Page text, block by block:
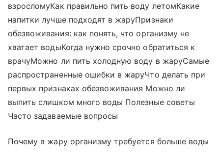
взросломуКак правильно пить воду летомКакие
напитки лучше подходят в жаруПризнаки
обезвоживания: как понять, что организму не
хватает водыКогда нужно срочно обратиться к
врачуМожно ли пить холодную воду в жаруСамые
распространенные ошибки в жаруЧто делать при
первых признаках обезвоживания Можно ли
выпить слишком много воды Полезные советы
Часто задаваемые вопросы
Почему в жару организму требуется больше воды